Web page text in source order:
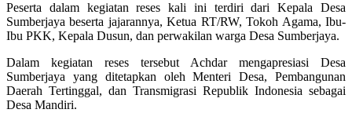
Peserta dalam kegiatan reses kali ini terdiri dari Kepala Desa
Sumberjaya beserta jajarannya, Ketua RT/RW, Tokoh Agama, Ibu-
Ibu PKK, Kepala Dusun, dan perwakilan warga Desa Sumberjaya.
Dalam kegiatan reses tersebut Achdar mengapresiasi Desa
Sumberjaya yang ditetapkan oleh Menteri Desa, Pembangunan
Daerah Tertinggal, dan Transmigrasi Republik Indonesia sebagai
Desa Mandiri.